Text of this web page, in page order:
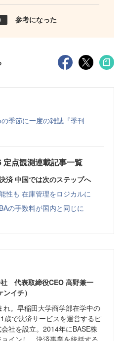
参考になった
季節に一度の雑誌『季刊
点観測連載記事一覧
済 中国では次のステップへ
性も 在庫管理をロジカルに
の手数料が国内と同じに
社 代表取締役CEO 高野兼一
ンイチ）
れ。早稲田大学商学部在学中の
歳で決済サービスを運営するピ
会社を設立。2014年にBASE株
インし、決済事業を統括する